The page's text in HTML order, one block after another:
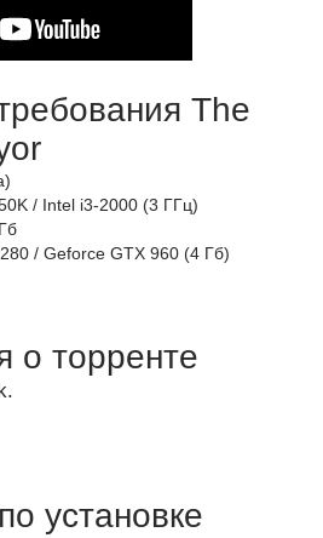
The
/ Intel i3-2000 (3 ГГц)
/ Geforce GTX 960 (4 Гб)
о торренте
установке